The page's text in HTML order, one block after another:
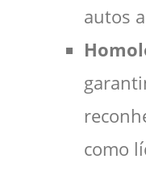
autos
como